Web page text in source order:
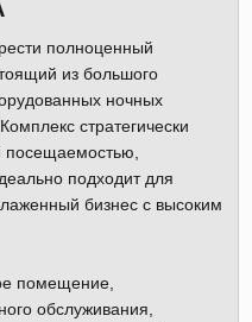
полноценный
из большого
ночных
стратегически
посещаемостью,
подходит для
бизнес с высоким
помещение,
обслуживания,